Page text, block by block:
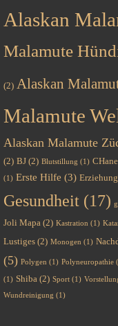
Alaskan
Malamute
(2) Alaskan
Malamute
Alaskan Malamute
(2) BJ (2) Blutstillung (1)
(1) Erste Hilfe (3) Erziehung
Gesundheit (17)
Joli Mapa (2) Kastration (1)
Lustiges (2) Monogen (1)
(5) Polygen (1) Polyneuropathie
(1) Shiba (2) Sport (1)
Wundreinigung (1)